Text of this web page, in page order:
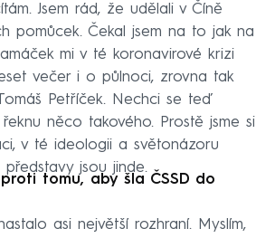
Jsem rád, že udělali v Číně
pomůcek. Čekal jsem na to jak na
mi v té koronavirové krizi
večer i o půlnoci, zrovna tak
Petříček. Nechci se teď
něco takového. Prostě jsme si
v té ideologii a světonázoru
představy jsou jinde.
tomu, aby šla ČSSD do
asi největší rozhraní. Myslím,